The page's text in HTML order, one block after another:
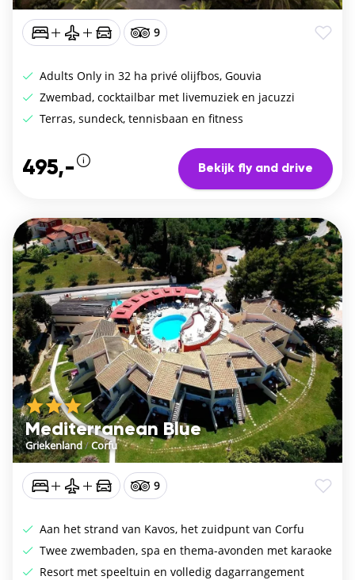
9
Adults Only in 32 ha privé olijfbos, Gouvia
Zwembad, cocktailbar met livemuziek en jacuzzi
Terras, sundeck, tennisbaan en fitness
495,- Bekijk fly and drive
Mediterranean Blue
Griekenland/Corfu
9
Aan het strand van Kavos, het zuidpunt van Corfu
Twee zwembaden, spa en thema-avonden met karaoke
Resort met speeltuin en volledig dagarrangement